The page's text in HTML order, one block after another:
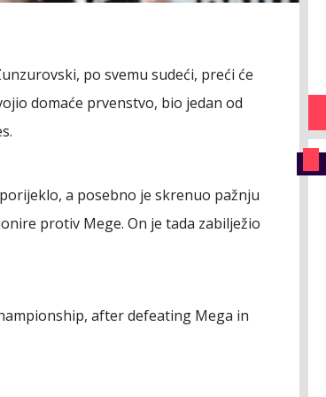
po svemu sudeći, preći će
domaće prvenstvo, bio jedan od
a posebno je skrenuo pažnju
protiv Mege. On je tada zabilježio
after defeating Mega in